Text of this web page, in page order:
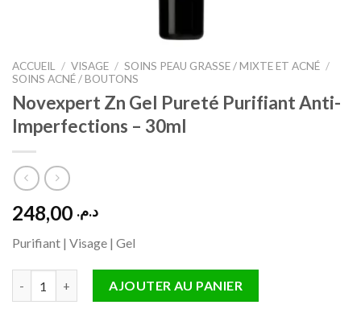
ACCUEIL / VISAGE / SOINS PEAU GRASSE / MIXTE ET ACNÉ /
SOINS ACNÉ / BOUTONS
Novexpert Zn Gel Pureté Purifiant Anti-
Imperfections – 30ml
د.م.
Purifiant | Visage | Gel
AJOUTER AU PANIER